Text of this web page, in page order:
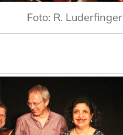
Foto: R. Luderfinger